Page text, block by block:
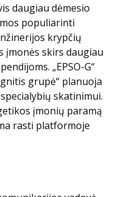
daugiau dėmesio
populiarinti
krypčių
įmonės skirs daugiau
„EPSO-G“
grupė“ planuoja
skatinimui.
įmonių paramą
rasti platformoje